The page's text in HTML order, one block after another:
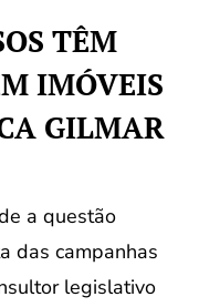
TÊM
IMÓVEIS
GILMAR
a questão
das campanhas
legislativo